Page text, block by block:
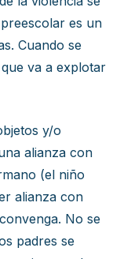
es un
Cuando se
va a explotar
y/o
alianza con
(el niño
alianza con
No se
padres se